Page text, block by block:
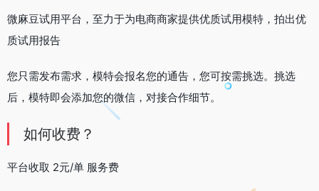
微麻豆试用平台，至力于为电商商家提供优质试用模特，拍出优
质试用报告
您只需发布需求，模特会报名您的通告，您可按需挑选。挑选
后，模特即会添加您的微信，对接合作细节。
如何收费？
平台收取 2元/单 服务费